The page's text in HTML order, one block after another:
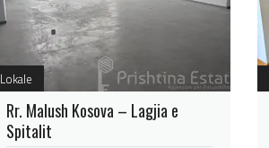
Lokale
Rr. Malush Kosova – Lagjia e
Spitalit